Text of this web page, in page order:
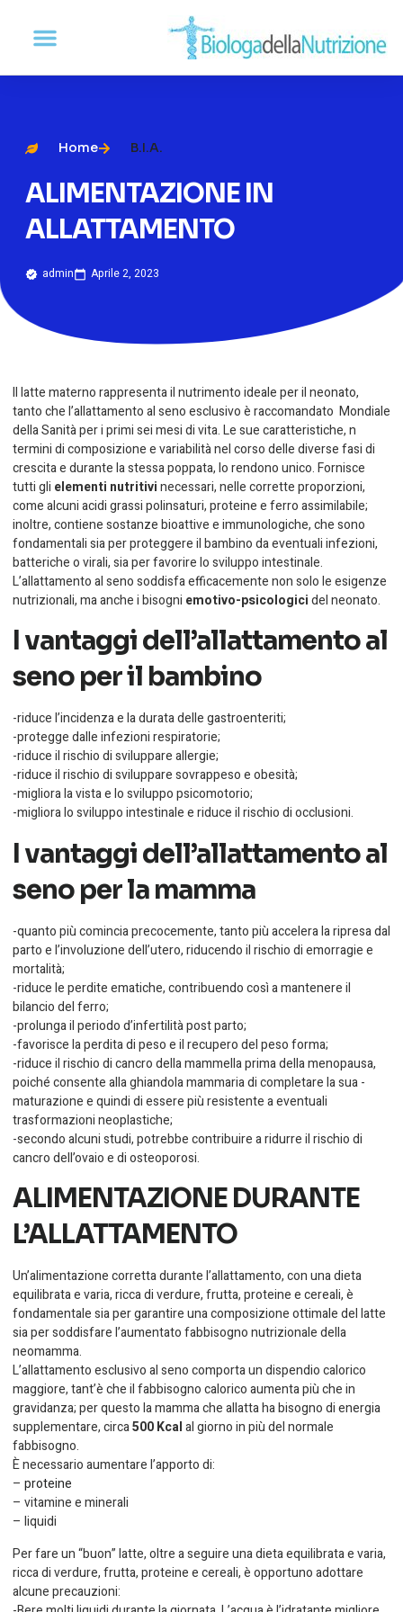
Home B.I.A.
ALIMENTAZIONE IN
ALLATTAMENTO
admin Aprile 2, 2023
Il latte materno rappresenta il nutrimento ideale per il neonato,
tanto che l’allattamento al seno esclusivo è raccomandato Mondiale
della Sanità per i primi sei mesi di vita. Le sue caratteristiche, n
termini di composizione e variabilità nel corso delle diverse fasi di
crescita e durante la stessa poppata, lo rendono unico. Fornisce
tutti gli elementi nutritivinecessari, nelle corrette proporzioni,
come alcuni acidi grassi polinsaturi, proteine e ferro assimilabile;
inoltre, contiene sostanze bioattive e immunologiche, che sono
fondamentali sia per proteggere il bambino da eventuali infezioni,
batteriche o virali, sia per favorire lo sviluppo intestinale.
L’allattamento al seno soddisfa efficacemente non solo le esigenze
nutrizionali, ma anche i bisogni emotivo-psicologicidel neonato.
I vantaggi dell’allattamento al
seno per il bambino
-riduce l’incidenza e la durata delle gastroenteriti;
-protegge dalle infezioni respiratorie;
-riduce il rischio di sviluppare allergie;
-riduce il rischio di sviluppare sovrappeso e obesità;
-migliora la vista e lo sviluppo psicomotorio;
-migliora lo sviluppo intestinale e riduce il rischio di occlusioni.
I vantaggi dell’allattamento al
seno per la mamma
-quanto più comincia precocemente, tanto più accelera la ripresa dal
parto e l’involuzione dell’utero, riducendo il rischio di emorragie e
mortalità;
-riduce le perdite ematiche, contribuendo così a mantenere il
bilancio del ferro;
-prolunga il periodo d’infertilità post parto;
-favorisce la perdita di peso e il recupero del peso forma;
-riduce il rischio di cancro della mammella prima della menopausa,
poiché consente alla ghiandola mammaria di completare la sua -
maturazione e quindi di essere più resistente a eventuali
trasformazioni neoplastiche;
-secondo alcuni studi, potrebbe contribuire a ridurre il rischio di
cancro dell’ovaio e di osteoporosi.
ALIMENTAZIONE DURANTE
L’ALLATTAMENTO
Un’alimentazione corretta durante l’allattamento, con una dieta
equilibrata e varia, ricca di verdure, frutta, proteine e cereali, è
fondamentale sia per garantire una composizione ottimale del latte
sia per soddisfare l’aumentato fabbisogno nutrizionale della
neomamma.
L’allattamento esclusivo al seno comporta un dispendio calorico
maggiore, tant’è che il fabbisogno calorico aumenta più che in
gravidanza; per questo la mamma che allatta ha bisogno di energia
supplementare, circa500 Kcalal giorno in più del normale
fabbisogno.
È necessario aumentare l’apporto di:
– proteine
– vitamine e minerali
– liquidi
Per fare un “buon” latte, oltre a seguire una dieta equilibrata e varia,
ricca di verdure, frutta, proteine e cereali, è opportuno adottare
alcune precauzioni: